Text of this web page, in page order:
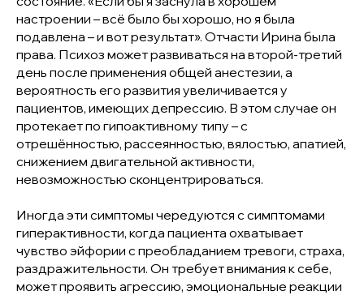
настроении – всё было бы хорошо, но я была
подавлена – и вот результат». Отчасти Ирина была
права. Психоз может развиваться на второй-третий
день после применения общей анестезии, а
вероятность его развития увеличивается у
пациентов, имеющих депрессию. В этом случае он
протекает по гипоактивному типу – с
отрешённостью, рассеянностью, вялостью, апатией,
снижением двигательной активности,
невозможностью сконцентрироваться.
Иногда эти симптомы чередуются с симптомами
гиперактивности, когда пациента охватывает
чувство эйфории с преобладанием тревоги, страха,
раздражительности. Он требует внимания к себе,
может проявить агрессию, эмоциональные реакции